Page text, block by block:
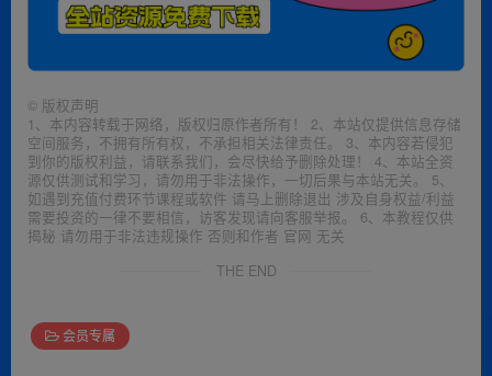
© 版权声明
1、本内容转载于网络，版权归原作者所有！ 2、本站仅提供信息存储
空间服务，不拥有所有权，不承担相关法律责任。 3、本内容若侵犯
到你的版权利益，请联系我们，会尽快给予删除处理！ 4、本站全资
源仅供测试和学习，请勿用于非法操作，一切后果与本站无关。 5、
如遇到充值付费环节课程或软件 请马上删除退出 涉及自身权益/利益
需要投资的一律不要相信，访客发现请向客服举报。 6、本教程仅供
揭秘 请勿用于非法违规操作 否则和作者 官网 无关
THE END
会员专属